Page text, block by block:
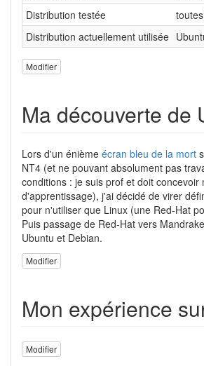
Distribution testée
Distribution actuellement utilisée
Modifier
Ma découverte de
Lors d'un énième écran bleu de la mort
NT4 (et ne pouvant absolument pas
conditions : je suis prof et doit concevoir
d'apprentissage), j'ai décidé de virer
pour n'utiliser que Linux (une Red-Hat
Puis passage de Red-Hat vers
Ubuntu et Debian.
Modifier
Mon expérience
Modifier